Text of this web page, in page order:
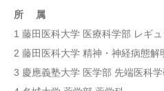
所 属
1 藤田医科大学 医療科学部 レギ
2 藤田医科大学 精神・神経病態解
3 慶應義塾大学 医学部 先端医科